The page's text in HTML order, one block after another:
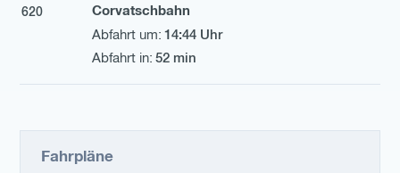
620
Corvatschbahn
14:44 Uhr
52 min
Fahrpläne